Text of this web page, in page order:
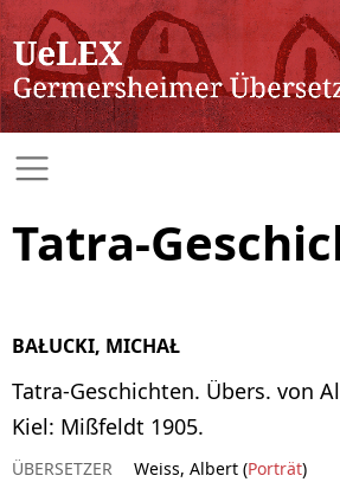
Tatra-
BAŁUCKI, MICHAŁ
Tatra-Geschichten. Übers. von
Kiel: Mißfeldt 1905.
ÜBERSETZER Weiss, Albert (Porträt)